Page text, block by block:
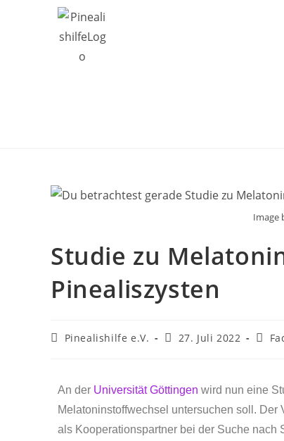
Image
Studie zu
Pinealiszysten
Pinealishilfe e.V. 27. Juli 2022
An der Universität Göttingen wird nun eine
Melatoninstoffwechsel untersuchen soll.
als Kooperationspartner bei der Suche nach